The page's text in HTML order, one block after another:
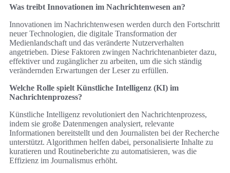
Was treibt Innovationen im Nachrichtenwesen an?
Innovationen im Nachrichtenwesen werden durch den Fortschritt
neuer Technologien, die digitale Transformation der
Medienlandschaft und das veränderte Nutzerverhalten
angetrieben. Diese Faktoren zwingen Nachrichtenanbieter dazu,
effektiver und zugänglicher zu arbeiten, um die sich ständig
verändernden Erwartungen der Leser zu erfüllen.
Welche Rolle spielt Künstliche Intelligenz (KI) im
Nachrichtenprozess?
Künstliche Intelligenz revolutioniert den Nachrichtenprozess,
indem sie große Datenmengen analysiert, relevante
Informationen bereitstellt und den Journalisten bei der Recherche
unterstützt. Algorithmen helfen dabei, personalisierte Inhalte zu
kuratieren und Routineberichte zu automatisieren, was die
Effizienz im Journalismus erhöht.